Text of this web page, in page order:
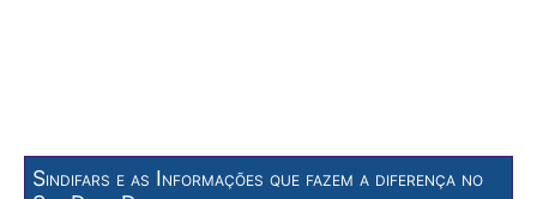
Sindifars e as Informações que fazem a diferença no